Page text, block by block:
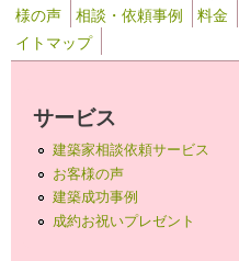
様の声
相談・依頼事例 料金
イトマップ
サービス
建築家相談依頼サービス
お客様の声
建築成功事例
成約お祝いプレゼント